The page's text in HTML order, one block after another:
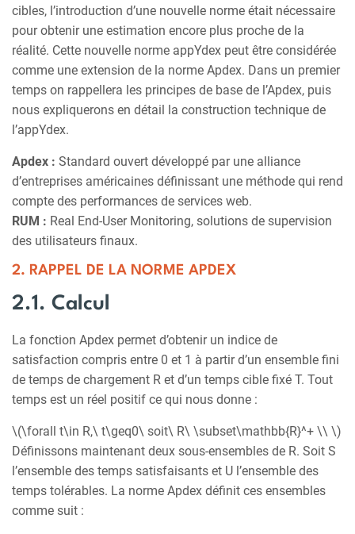
cibles, l’introduction d’une nouvelle norme était nécessaire
pour obtenir une estimation encore plus proche de la
réalité. Cette nouvelle norme appYdex peut être considérée
comme une extension de la norme Apdex. Dans un premier
temps on rappellera les principes de base de l’Apdex, puis
nous expliquerons en détail la construction technique de
l’appYdex.
Apdex : Standard ouvert développé par une alliance
d’entreprises américaines définissant une méthode qui rend
compte des performances de services web.
RUM : Real End-User Monitoring, solutions de supervision
des utilisateurs finaux.
2. RAPPEL DE LA NORME APDEX
2.1. Calcul
La fonction Apdex permet d’obtenir un indice de
satisfaction compris entre 0 et 1 à partir d’un ensemble fini
de temps de chargement R et d’un temps cible fixé T. Tout
temps est un réel positif ce qui nous donne :
\(\forall t\in R,\ t\geq0\ soit\ R\ \subset\mathbb{R}^+ \\ \)
Définissons maintenant deux sous-ensembles de R. Soit S
l’ensemble des temps satisfaisants et U l’ensemble des
temps tolérables. La norme Apdex définit ces ensembles
comme suit :